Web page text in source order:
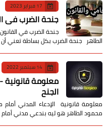
17 فبراير 2023
جنحة الضرب في
جنحة الضرب في
الطاهر جنحة الضرب بكل بساطة تعني
14 سبتمبر 2022
معلومة قانونية
الجنح
معلومة قانونية الإدعاء المدني
محمود الطاهر هو ليه بندعي مدني